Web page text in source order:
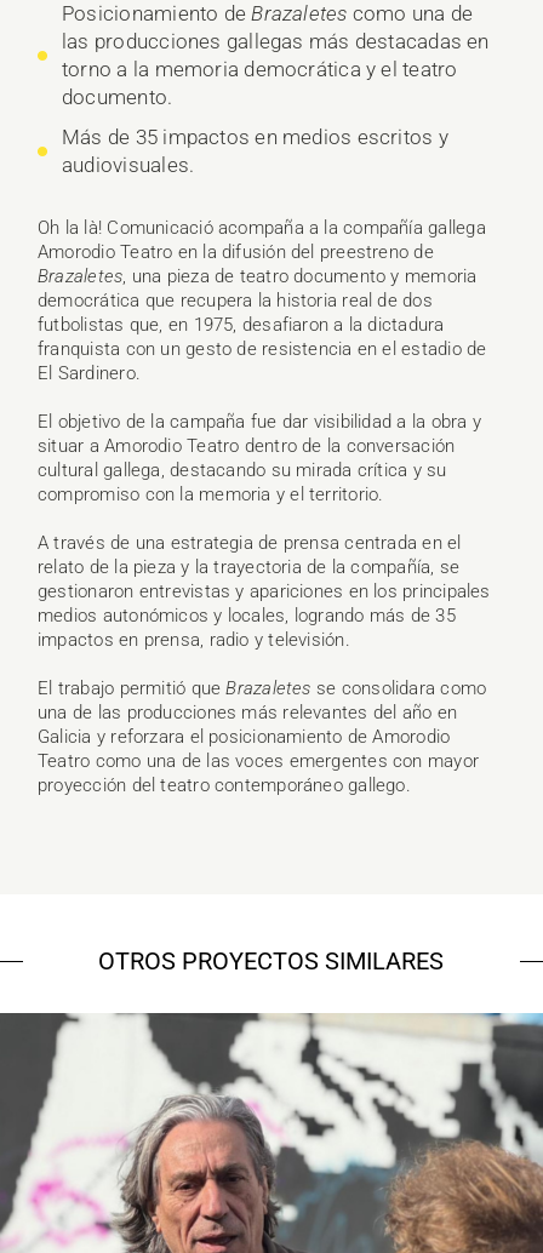
Posicionamiento deBrazaletes como una de
las producciones gallegas más destacadas en
torno a la memoria democrática y el teatro
documento.
Más de 35 impactos en medios escritos y
audiovisuales.
Oh la là! Comunicació acompaña a la compañía gallega
Amorodio Teatro en la difusión del preestreno de
Brazaletes, una pieza de teatro documento y memoria
democrática que recupera la historia real de dos
futbolistas que, en 1975, desafiaron a la dictadura
franquista con un gesto de resistencia en el estadio de
El Sardinero.
El objetivo de la campaña fue dar visibilidad a la obra y
situar a Amorodio Teatro dentro de la conversación
cultural gallega, destacando su mirada crítica y su
compromiso con la memoria y el territorio.
A través de una estrategia de prensa centrada en el
relato de la pieza y la trayectoria de la compañía, se
gestionaron entrevistas y apariciones en los principales
medios autonómicos y locales, logrando más de 35
impactos en prensa, radio y televisión.
El trabajo permitió queBrazaletes se consolidara como
una de las producciones más relevantes del año en
Galicia y reforzara el posicionamiento de Amorodio
Teatro como una de las voces emergentes con mayor
proyección del teatro contemporáneo gallego.
OTROS PROYECTOS SIMILARES
NOU Sentit Urbà
Campañas culturales
Estrategia de
comunicación y PR Estrategia digital y